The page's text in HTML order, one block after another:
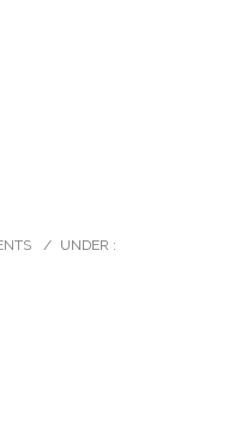
/ UNDER :